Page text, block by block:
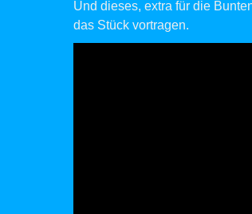
Und dieses, extra für die
das Stück vortragen.